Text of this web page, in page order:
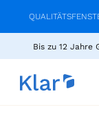
Bis zu 12 Jahre